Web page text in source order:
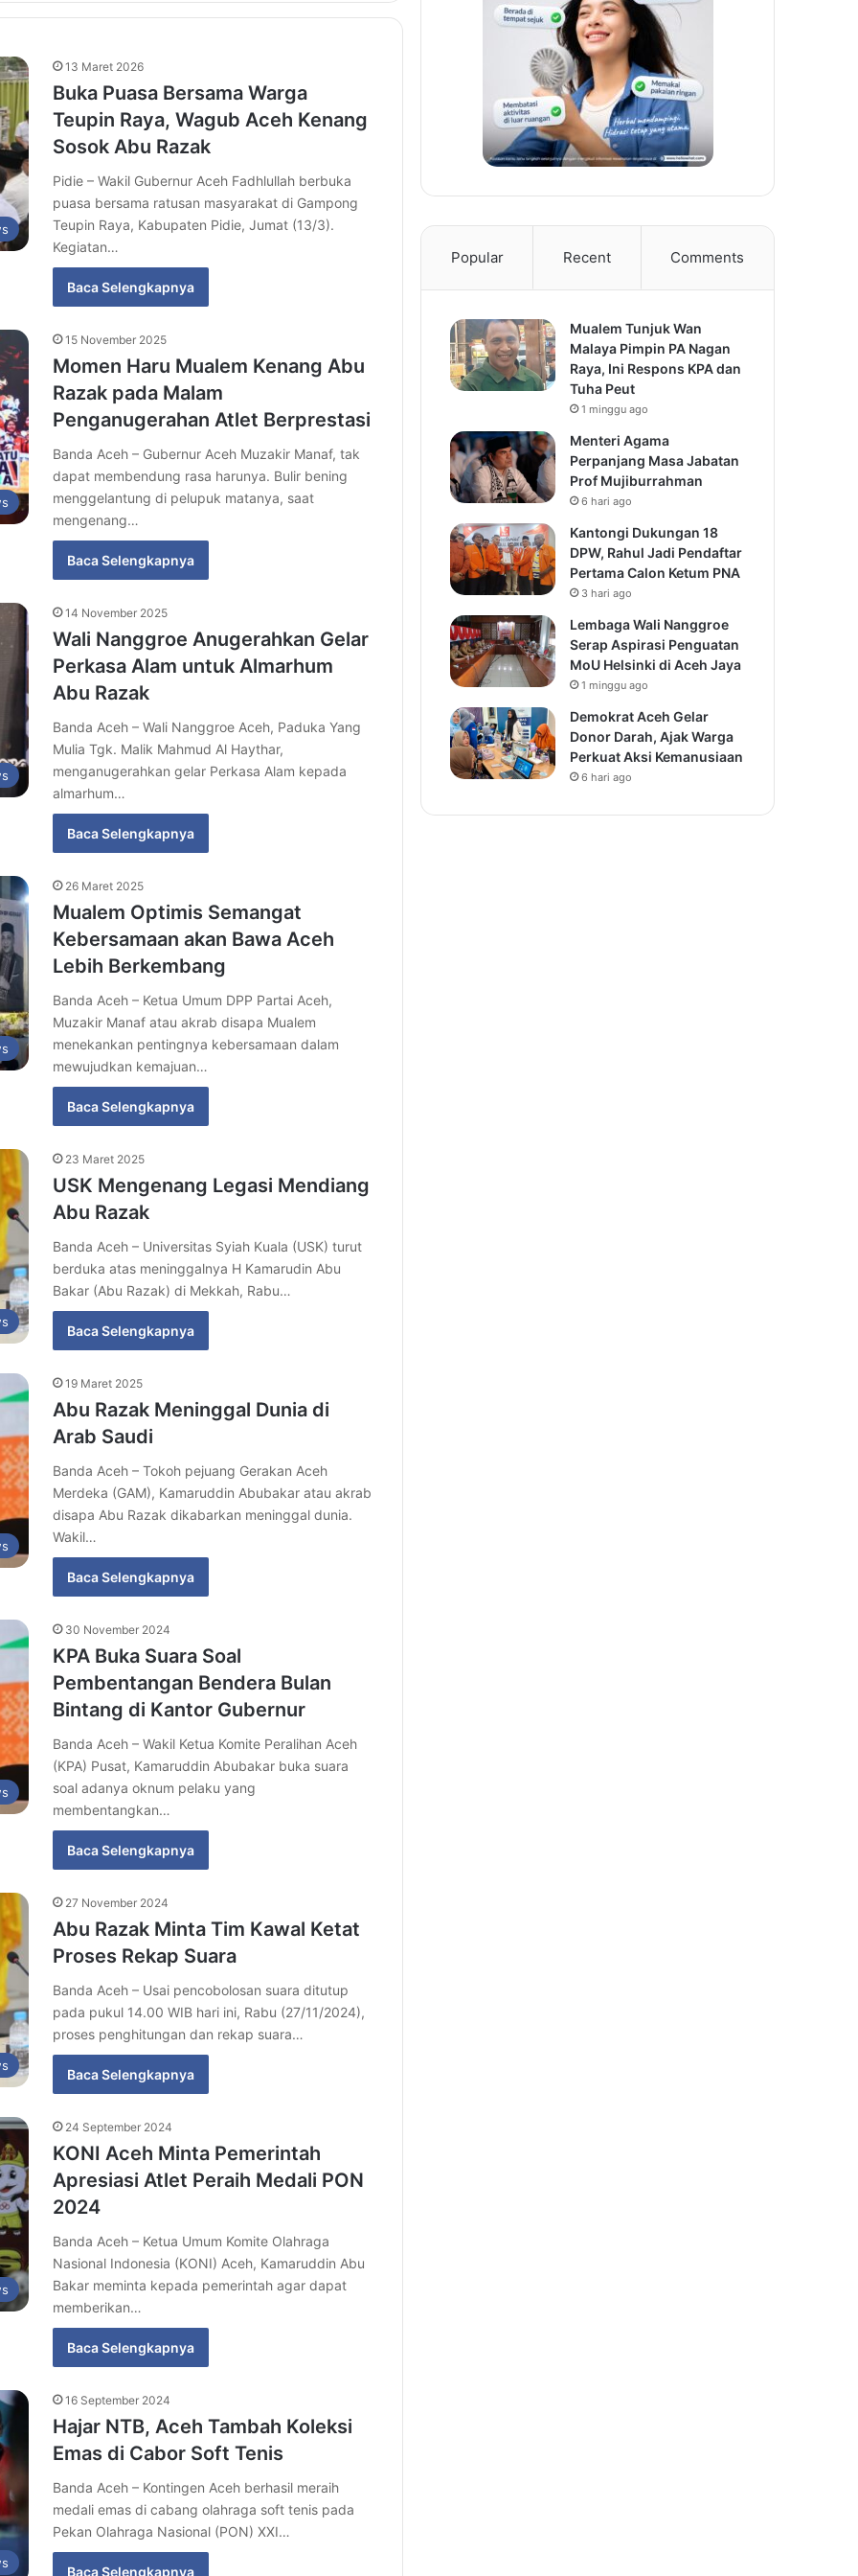
13 Maret 2026
Buka Puasa Bersama Warga
Teupin Raya, Wagub Aceh Kenang
Sosok Abu Razak
Pidie – Wakil Gubernur Aceh Fadhlullah berbuka
puasa bersama ratusan masyarakat di Gampong
Teupin Raya, Kabupaten Pidie, Jumat (13/3).
Kegiatan…
Baca Selengkapnya
15 November 2025
Momen Haru Mualem Kenang Abu
Razak pada Malam
Penganugerahan Atlet Berprestasi
Banda Aceh – Gubernur Aceh Muzakir Manaf, tak
dapat membendung rasa harunya. Bulir bening
menggelantung di pelupuk matanya, saat
mengenang…
Baca Selengkapnya
14 November 2025
Wali Nanggroe Anugerahkan Gelar
Perkasa Alam untuk Almarhum
Abu Razak
Banda Aceh – Wali Nanggroe Aceh, Paduka Yang
Mulia Tgk. Malik Mahmud Al Haythar,
menganugerahkan gelar Perkasa Alam kepada
almarhum…
Baca Selengkapnya
26 Maret 2025
Mualem Optimis Semangat
Kebersamaan akan Bawa Aceh
Lebih Berkembang
Banda Aceh – Ketua Umum DPP Partai Aceh,
Muzakir Manaf atau akrab disapa Mualem
menekankan pentingnya kebersamaan dalam
mewujudkan kemajuan…
Baca Selengkapnya
23 Maret 2025
USK Mengenang Legasi Mendiang
Abu Razak
Banda Aceh – Universitas Syiah Kuala (USK) turut
berduka atas meninggalnya H Kamarudin Abu
Bakar (Abu Razak) di Mekkah, Rabu…
Baca Selengkapnya
19 Maret 2025
Abu Razak Meninggal Dunia di
Arab Saudi
Banda Aceh – Tokoh pejuang Gerakan Aceh
Merdeka (GAM), Kamaruddin Abubakar atau akrab
disapa Abu Razak dikabarkan meninggal dunia.
Wakil…
Baca Selengkapnya
30 November 2024
KPA Buka Suara Soal
Pembentangan Bendera Bulan
Bintang di Kantor Gubernur
Banda Aceh – Wakil Ketua Komite Peralihan Aceh
(KPA) Pusat, Kamaruddin Abubakar buka suara
soal adanya oknum pelaku yang
membentangkan…
Baca Selengkapnya
27 November 2024
Abu Razak Minta Tim Kawal Ketat
Proses Rekap Suara
Banda Aceh – Usai pencobolosan suara ditutup
pada pukul 14.00 WIB hari ini, Rabu (27/11/2024),
proses penghitungan dan rekap suara…
Baca Selengkapnya
24 September 2024
KONI Aceh Minta Pemerintah
Apresiasi Atlet Peraih Medali PON
2024
Banda Aceh – Ketua Umum Komite Olahraga
Nasional Indonesia (KONI) Aceh, Kamaruddin Abu
Bakar meminta kepada pemerintah agar dapat
memberikan…
Baca Selengkapnya
16 September 2024
Hajar NTB, Aceh Tambah Koleksi
Emas di Cabor Soft Tenis
Banda Aceh – Kontingen Aceh berhasil meraih
medali emas di cabang olahraga soft tenis pada
Pekan Olahraga Nasional (PON) XXI…
Baca Selengkapnya
Popular Recent Comments
Mualem Tunjuk Wan
Malaya Pimpin PA Nagan
Raya, Ini Respons KPA dan
Tuha Peut
1 minggu ago
Menteri Agama
Perpanjang Masa Jabatan
Prof Mujiburrahman
6 hari ago
Kantongi Dukungan 18
DPW, Rahul Jadi Pendaftar
Pertama Calon Ketum PNA
3 hari ago
Lembaga Wali Nanggroe
Serap Aspirasi Penguatan
MoU Helsinki di Aceh Jaya
1 minggu ago
Demokrat Aceh Gelar
Donor Darah, Ajak Warga
Perkuat Aksi Kemanusiaan
6 hari ago